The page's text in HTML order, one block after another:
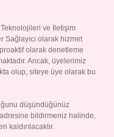
ve İletişim
Sağlayıcı olarak hizmet
olarak denetleme
Ancak, üyelerimiz
olup, siteye üye olarak bu
düşündüğünüz
adresine bildirmeniz halinde,
kaldırılacaktır.